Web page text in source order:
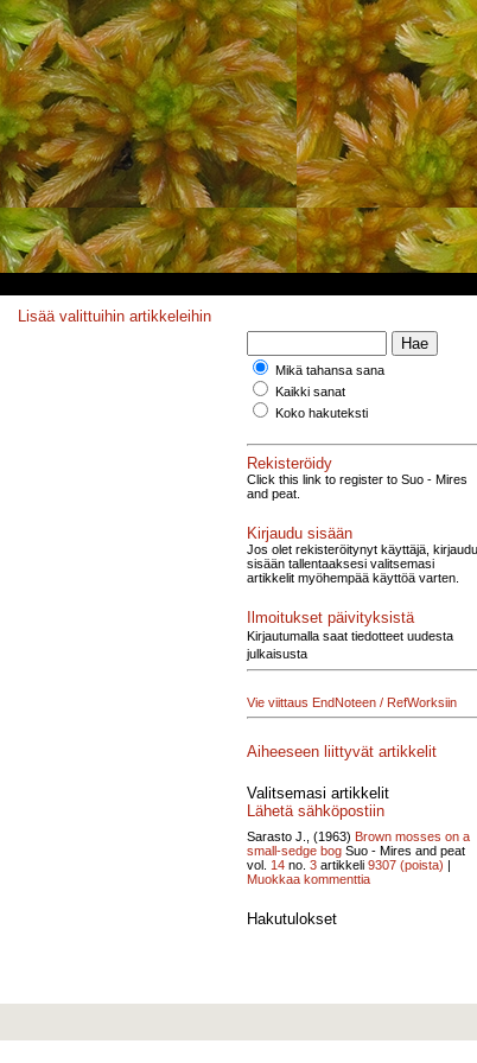
Lisää valittuihin artikkeleihin
Mikä tahansa sana
Kaikki sanat
Koko hakuteksti
Rekisteröidy
Click this link to register to Suo - Mires
and peat.
Kirjaudu sisään
Jos olet rekisteröitynyt käyttäjä, kirjaudu
sisään tallentaaksesi valitsemasi
artikkelit myöhempää käyttöä varten.
Ilmoitukset päivityksistä
Kirjautumalla saat tiedotteet uudesta
julkaisusta
Vie viittaus EndNoteen / RefWorksiin
Aiheeseen liittyvät artikkelit
Valitsemasi artikkelit
Lähetä sähköpostiin
Sarasto J., (1963) Brown mosses on a
small-sedge bog Suo - Mires and peat
vol. 14 no. 3 artikkeli 9307 (poista) |
Muokkaa kommenttia
Hakutulokset